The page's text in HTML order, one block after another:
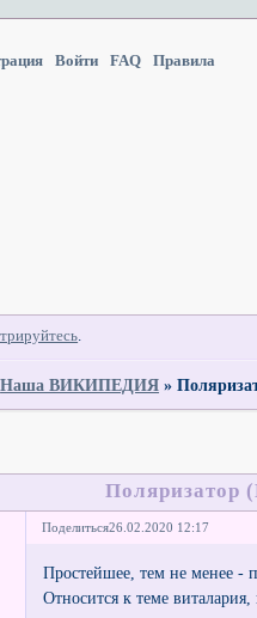
Войти FAQ Правила
.
Наша ВИКИПЕДИЯ »
Поляризатор
Поделиться26.02.2020 12:17
Простейшее, тем не менее -
Относится к теме